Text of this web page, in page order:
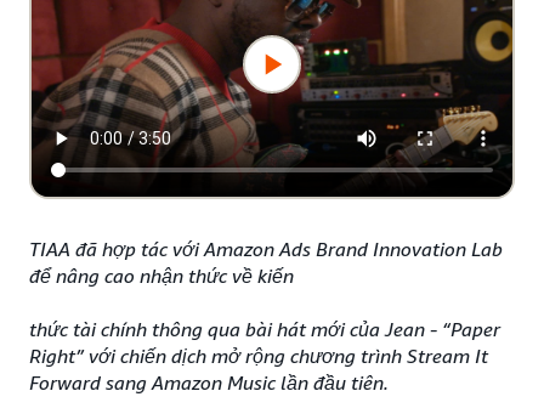
TIAA đã hợp tác với Amazon Ads Brand Innovation Lab
để nâng cao nhận thức về kiến
thức tài chính thông qua bài hát mới của Jean - “Paper
Right” với chiến dịch mở rộng chương trình Stream It
Forward sang Amazon Music lần đầu tiên.